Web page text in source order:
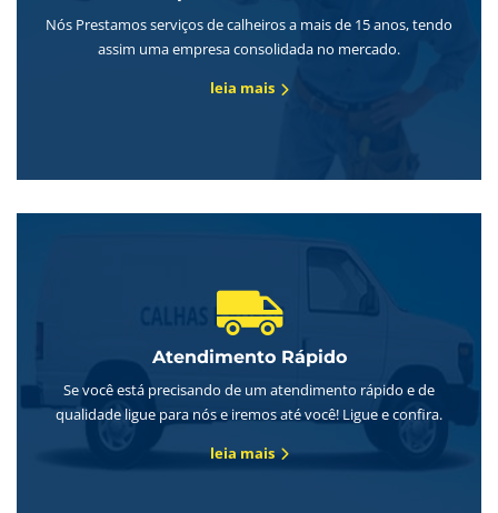
Nós Prestamos serviços de calheiros a mais de 15 anos, tendo
assim uma empresa consolidada no mercado.
leia mais
Atendimento Rápido
Se você está precisando de um atendimento rápido e de
qualidade ligue para nós e iremos até você! Ligue e confira.
leia mais